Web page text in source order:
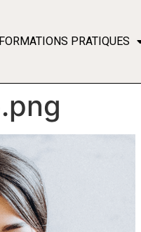
PRATIQUES